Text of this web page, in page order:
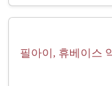
필아이, 휴베이스